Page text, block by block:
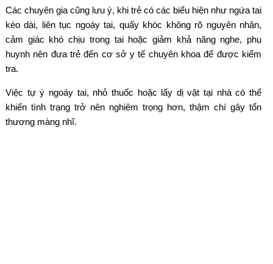
Các chuyên gia cũng lưu ý, khi trẻ có các biểu hiện như ngứa tai
kéo dài, liên tục ngoáy tai, quấy khóc không rõ nguyên nhân,
cảm giác khó chịu trong tai hoặc giảm khả năng nghe, phụ
huynh nên đưa trẻ đến cơ sở y tế chuyên khoa để được kiểm
tra.
Việc tự ý ngoáy tai, nhỏ thuốc hoặc lấy dị vật tại nhà có thể
khiến tình trạng trở nên nghiêm trọng hơn, thậm chí gây tổn
thương màng nhĩ.